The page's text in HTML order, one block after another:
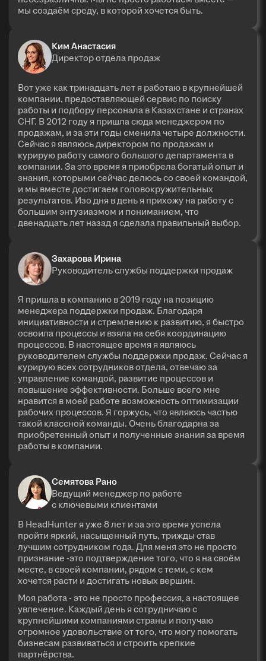
мы создаём среду, в которой хочется быть.
Ким Анастасия
Директор отдела продаж
Вот уже как тринадцать лет я работаю в крупнейшей
компании, предоставляющей сервис по поиску
работы и подбору персонала в Казахстане и странах
СНГ. В 2012 году я пришла сюда менеджером по
продажам, и за эти годы сменила четыре должности.
Сейчас я являюсь директором по продажам и
курирую работу самого большого департамента в
компании. За это время я приобрела богатый опыт и
знания, которыми сейчас делюсь со своей командой,
и мы вместе достигаем головокружительных
результатов. Изо дня в день я прихожу на работу с
большим энтузиазмом и пониманием, что
двенадцать лет назад я сделала правильный выбор.
Захарова Ирина
Руководитель службы поддержки продаж
Я пришла в компанию в 2019 году на позицию
менеджера поддержки продаж. Благодаря
инициативности и стремлению к развитию, я быстро
освоила процессы и взяла на себя координацию
процессов. В настоящее время я являюсь
руководителем службы поддержки продаж. Сейчас я
курирую всех сотрудников отдела, отвечаю за
управление командой, развитие процессов и
повышение эффективности. Больше всего мне
нравится в моей работе возможность оптимизации
рабочих процессов. Я горжусь, что являюсь частью
такой классной команды. Очень благодарна за
приобретенный опыт и полученные знания за время
работы в компании.
Семятова Рано
Ведущий менеджер по работе
с ключевыми клиентами
В HeadHunter я уже 8 лет и за это время успела
пройти яркий, насыщенный путь, трижды став
лучшим сотрудником года. Для меня это не просто
признание -это подтверждение того, что я на своём
месте, в своей компании, рядом с теми, с кем
хочется расти и достигать новых вершин.
Моя работа - это не просто профессия, а настоящее
увлечение. Каждый день я сотрудничаю с
крупнейшими компаниями страны и получаю
огромное удовольствие от того, что могу помогать
бизнесам развиваться и строить крепкие
партнёрства.